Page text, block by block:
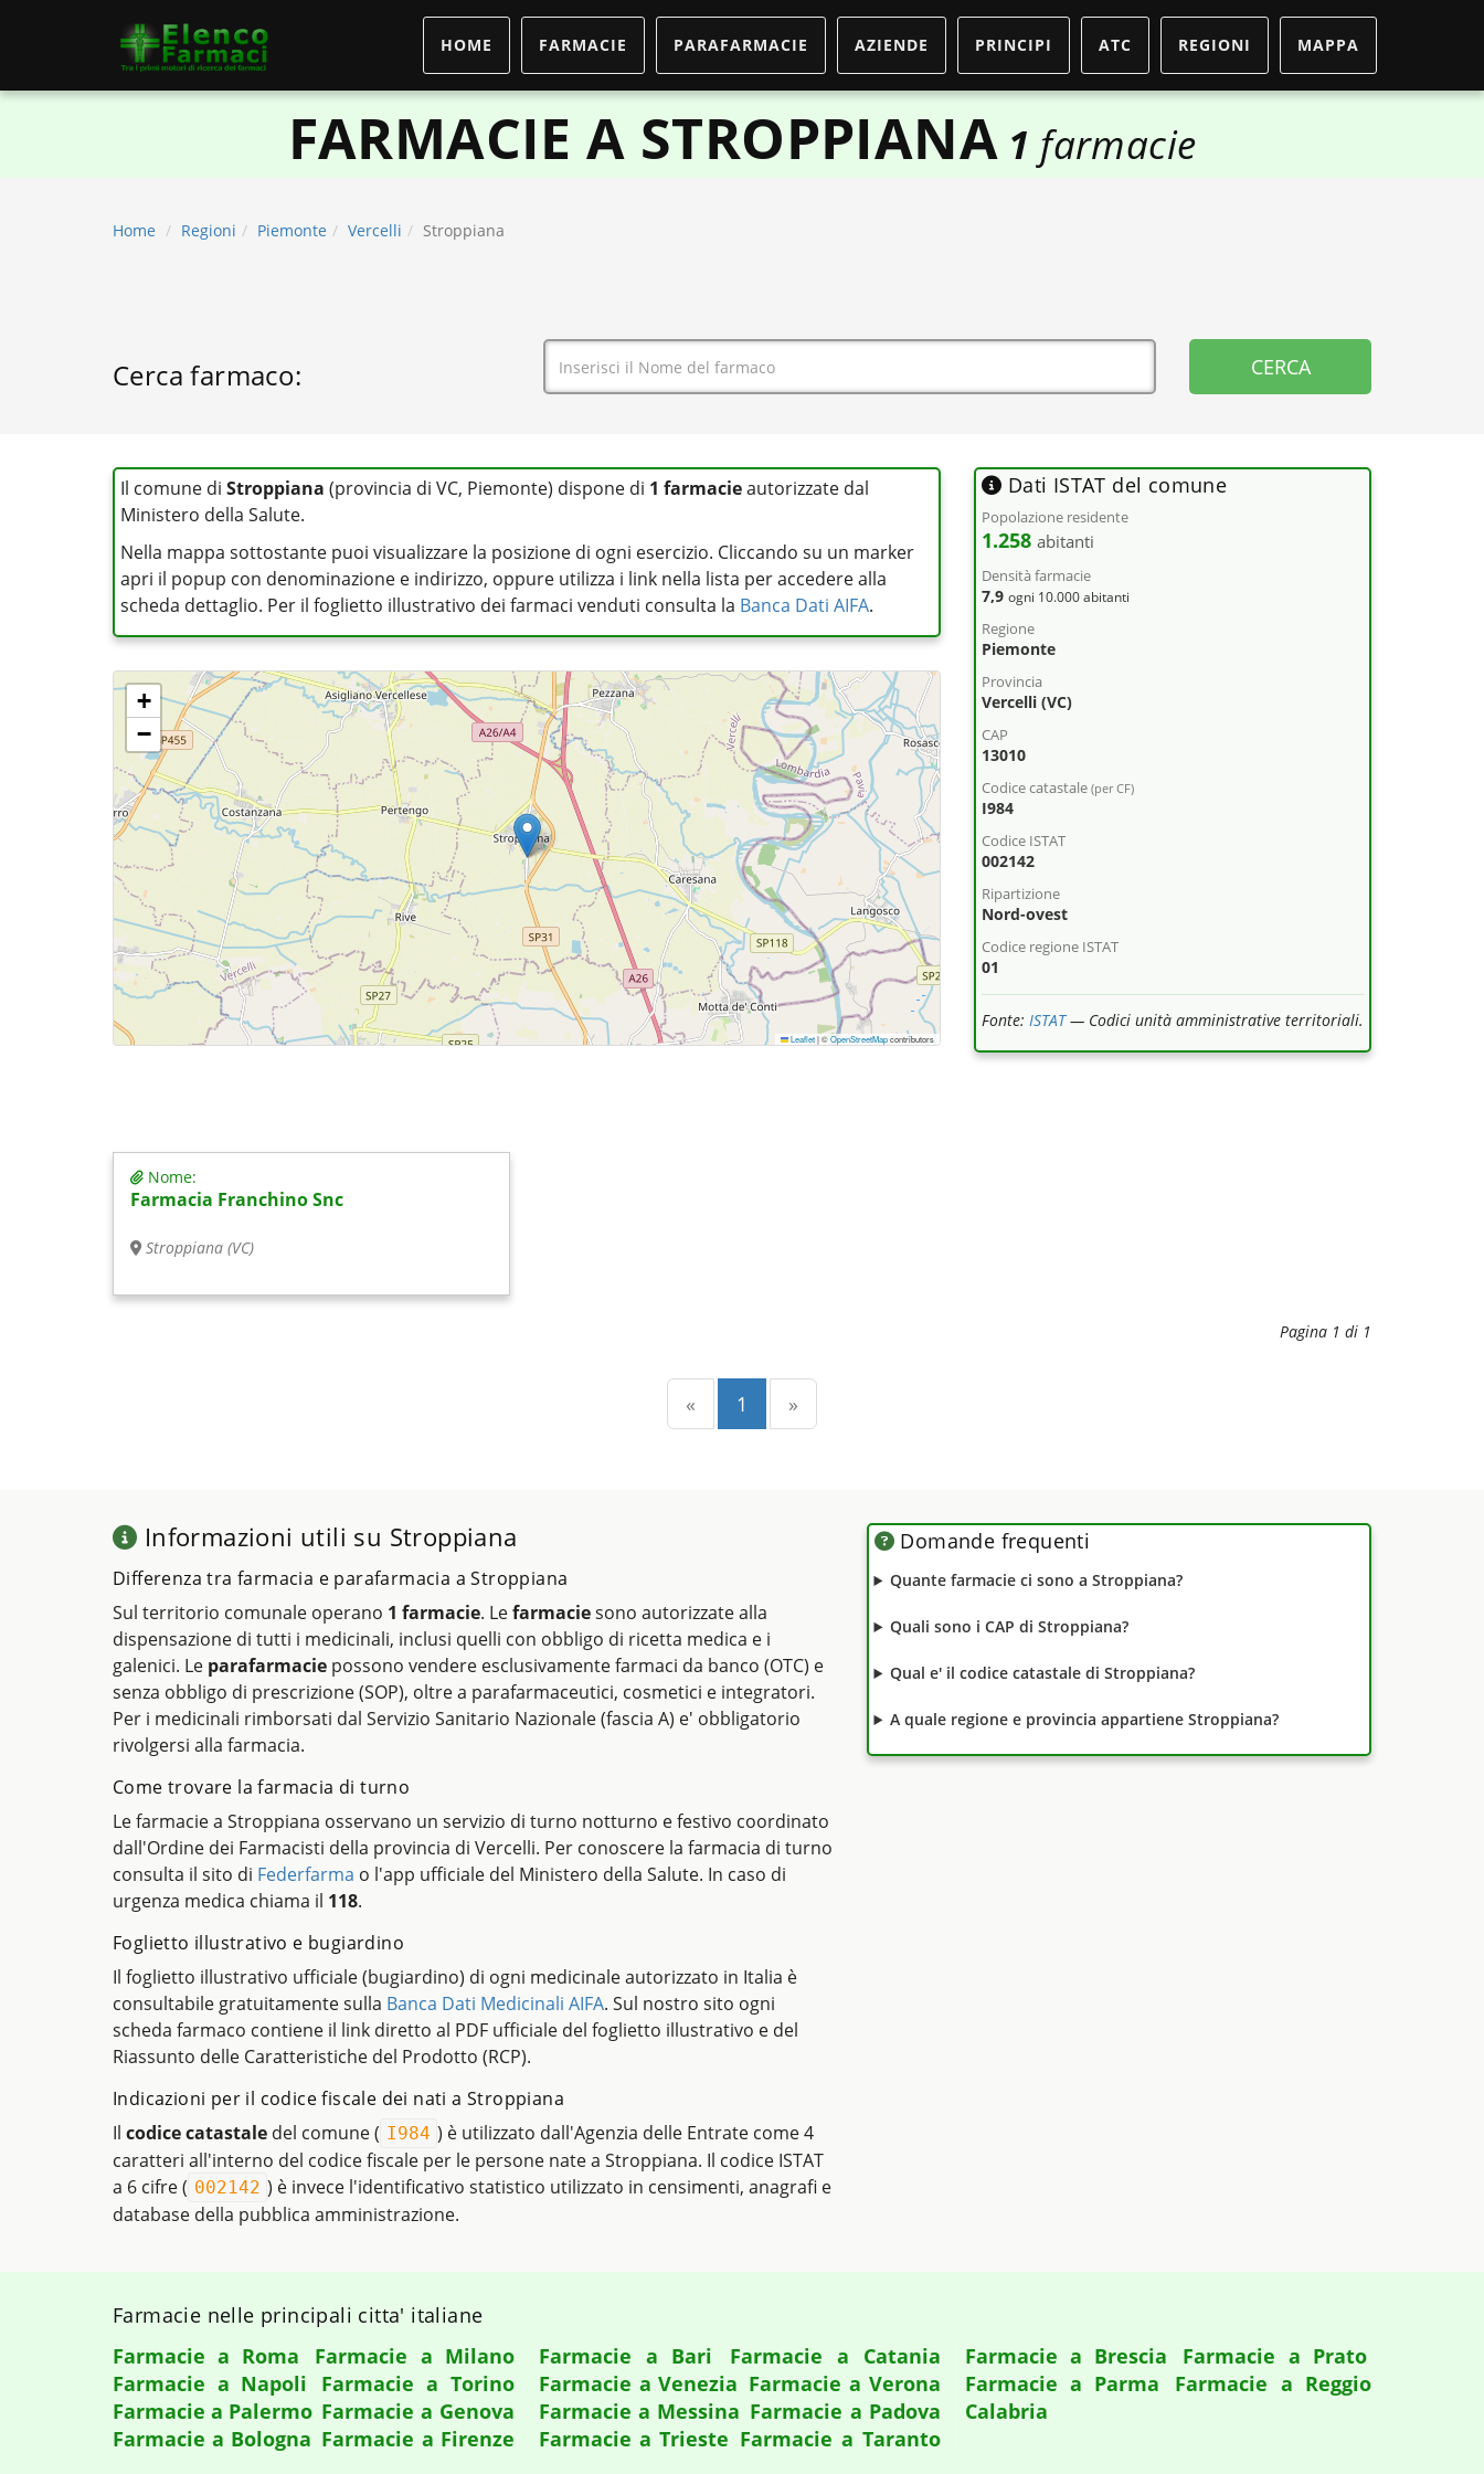
HOME FARMACIE PARAFARMACIE AZIENDE PRINCIPI ATC REGIONI MAPPA
FARMACIE A STROPPIANA 1 farmacie
Home Regioni Piemonte Vercelli Stroppiana
Cerca farmaco:
Il comune di Stroppiana (provincia di VC, Piemonte) dispone di 1 farmacieautorizzate dal
Ministero della Salute.
Nella mappa sottostante puoi visualizzare la posizione di ogni esercizio. Cliccando su un marker
apri il popup con denominazione e indirizzo, oppure utilizza i link nella lista per accedere alla
scheda dettaglio. Per il foglietto illustrativo dei farmaci venduti consulta la Banca Dati AIFA.
+
−
Leaflet|©OpenStreetMapcontributors
Dati ISTAT del comune
Popolazione residente
1.258 abitanti
Densità farmacie
7,9 ogni 10.000 abitanti
Regione
Piemonte
Provincia
Vercelli (VC)
CAP
13010
Codice catastale (per CF)
I984
Codice ISTAT
002142
Ripartizione
Nord-ovest
Codice regione ISTAT
01
Fonte: ISTAT— Codici unità amministrative territoriali.
Nome:
Farmacia Franchino Snc
Stroppiana (VC)
Pagina 1 di 1
« Precedente
1 (current)
»
Informazioni utili su Stroppiana
Differenza tra farmacia e parafarmacia a Stroppiana
Sul territorio comunale operano 1 farmacie. Lefarmaciesono autorizzate alla
dispensazione di tutti i medicinali, inclusi quelli con obbligo di ricetta medica e i
galenici. Le parafarmacie possono vendere esclusivamente farmaci da banco (OTC) e
senza obbligo di prescrizione (SOP), oltre a parafarmaceutici, cosmetici e integratori.
Per i medicinali rimborsati dal Servizio Sanitario Nazionale (fascia A) e' obbligatorio
rivolgersi alla farmacia.
Come trovare la farmacia di turno
Le farmacie a Stroppiana osservano un servizio di turno notturno e festivo coordinato
dall'Ordine dei Farmacisti della provincia di Vercelli. Per conoscere la farmacia di turno
consulta il sito di Federfarma o l'app ufficiale del Ministero della Salute. In caso di
urgenza medica chiama il 118.
Foglietto illustrativo e bugiardino
Il foglietto illustrativo ufficiale (bugiardino) di ogni medicinale autorizzato in Italia è
consultabile gratuitamente sulla Banca Dati Medicinali AIFA. Sul nostro sito ogni
scheda farmaco contiene il link diretto al PDF ufficiale del foglietto illustrativo e del
Riassunto delle Caratteristiche del Prodotto (RCP).
Indicazioni per il codice fiscale dei nati a Stroppiana
Il codice catastale del comune ( I984 ) è utilizzato dall'Agenzia delle Entrate come 4
caratteri all'interno del codice fiscale per le persone nate a Stroppiana. Il codice ISTAT
a 6 cifre ( 002142 ) è invece l'identificativo statistico utilizzato in censimenti, anagrafi e
database della pubblica amministrazione.
Domande frequenti
Quante farmacie ci sono a Stroppiana?
Quali sono i CAP di Stroppiana?
Qual e' il codice catastale di Stroppiana?
A quale regione e provincia appartiene Stroppiana?
Farmacie nelle principali citta' italiane
Farmacie a Roma
Farmacie a Milano
Farmacie a Napoli
Farmacie a Torino
Farmacie a Palermo Farmacie a Genova
Farmacie a Bologna Farmacie a Firenze
Farmacie a Bari
Farmacie a Catania
Farmacie a Venezia Farmacie a Verona
Farmacie a Messina Farmacie a Padova
Farmacie a Trieste Farmacie a Taranto
Farmacie a Brescia
Farmacie a Prato
Farmacie a Parma
Farmacie a Reggio
Calabria